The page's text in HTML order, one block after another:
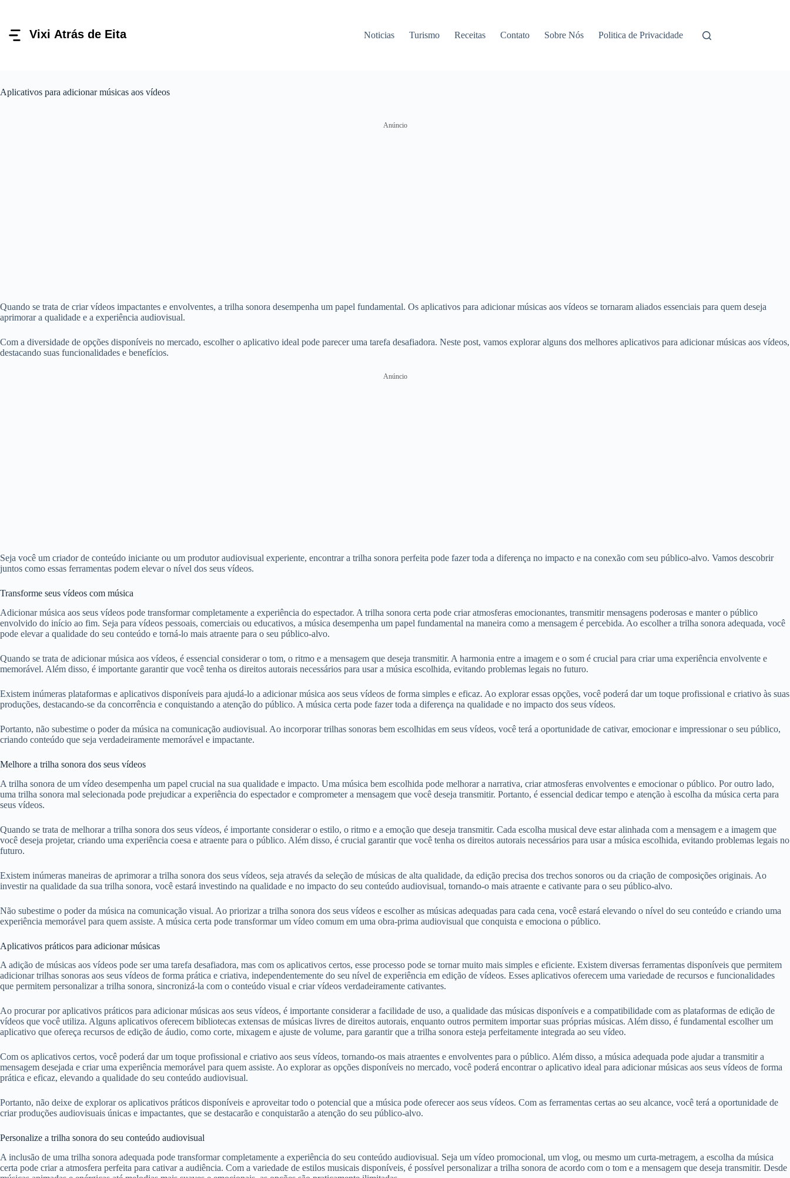
conteúdo
Noticias Turismo Receitas Contato Sobre Nós Politica de Privacidade
Aplicativos para adicionar músicas aos vídeos
Anúncio
Quando se trata de criar vídeos impactantes e envolventes, a trilha sonora desempenha um papel fundamental. Os aplicativos para adicionar músicas aos vídeos se tornaram aliados essenciais para quem deseja
aprimorar a qualidade e a experiência audiovisual.
Com a diversidade de opções disponíveis no mercado, escolher o aplicativo ideal pode parecer uma tarefa desafiadora. Neste post, vamos explorar alguns dos melhores aplicativos para adicionar músicas aos vídeos,
destacando suas funcionalidades e benefícios.
Anúncio
Seja você um criador de conteúdo iniciante ou um produtor audiovisual experiente, encontrar a trilha sonora perfeita pode fazer toda a diferença no impacto e na conexão com seu público-alvo. Vamos descobrir
juntos como essas ferramentas podem elevar o nível dos seus vídeos.
Transforme seus vídeos com música
Adicionar música aos seus vídeos pode transformar completamente a experiência do espectador. A trilha sonora certa pode criar atmosferas emocionantes, transmitir mensagens poderosas e manter o público
envolvido do início ao fim. Seja para vídeos pessoais, comerciais ou educativos, a música desempenha um papel fundamental na maneira como a mensagem é percebida. Ao escolher a trilha sonora adequada, você
pode elevar a qualidade do seu conteúdo e torná-lo mais atraente para o seu público-alvo.
Quando se trata de adicionar música aos vídeos, é essencial considerar o tom, o ritmo e a mensagem que deseja transmitir. A harmonia entre a imagem e o som é crucial para criar uma experiência envolvente e
memorável. Além disso, é importante garantir que você tenha os direitos autorais necessários para usar a música escolhida, evitando problemas legais no futuro.
Existem inúmeras plataformas e aplicativos disponíveis para ajudá-lo a adicionar música aos seus vídeos de forma simples e eficaz. Ao explorar essas opções, você poderá dar um toque profissional e criativo às suas
produções, destacando-se da concorrência e conquistando a atenção do público. A música certa pode fazer toda a diferença na qualidade e no impacto dos seus vídeos.
Portanto, não subestime o poder da música na comunicação audiovisual. Ao incorporar trilhas sonoras bem escolhidas em seus vídeos, você terá a oportunidade de cativar, emocionar e impressionar o seu público,
criando conteúdo que seja verdadeiramente memorável e impactante.
Melhore a trilha sonora dos seus vídeos
A trilha sonora de um vídeo desempenha um papel crucial na sua qualidade e impacto. Uma música bem escolhida pode melhorar a narrativa, criar atmosferas envolventes e emocionar o público. Por outro lado,
uma trilha sonora mal selecionada pode prejudicar a experiência do espectador e comprometer a mensagem que você deseja transmitir. Portanto, é essencial dedicar tempo e atenção à escolha da música certa para
seus vídeos.
Quando se trata de melhorar a trilha sonora dos seus vídeos, é importante considerar o estilo, o ritmo e a emoção que deseja transmitir. Cada escolha musical deve estar alinhada com a mensagem e a imagem que
você deseja projetar, criando uma experiência coesa e atraente para o público. Além disso, é crucial garantir que você tenha os direitos autorais necessários para usar a música escolhida, evitando problemas legais no
futuro.
Existem inúmeras maneiras de aprimorar a trilha sonora dos seus vídeos, seja através da seleção de músicas de alta qualidade, da edição precisa dos trechos sonoros ou da criação de composições originais. Ao
investir na qualidade da sua trilha sonora, você estará investindo na qualidade e no impacto do seu conteúdo audiovisual, tornando-o mais atraente e cativante para o seu público-alvo.
Não subestime o poder da música na comunicação visual. Ao priorizar a trilha sonora dos seus vídeos e escolher as músicas adequadas para cada cena, você estará elevando o nível do seu conteúdo e criando uma
experiência memorável para quem assiste. A música certa pode transformar um vídeo comum em uma obra-prima audiovisual que conquista e emociona o público.
Aplicativos práticos para adicionar músicas
A adição de músicas aos vídeos pode ser uma tarefa desafiadora, mas com os aplicativos certos, esse processo pode se tornar muito mais simples e eficiente. Existem diversas ferramentas disponíveis que permitem
adicionar trilhas sonoras aos seus vídeos de forma prática e criativa, independentemente do seu nível de experiência em edição de vídeos. Esses aplicativos oferecem uma variedade de recursos e funcionalidades
que permitem personalizar a trilha sonora, sincronizá-la com o conteúdo visual e criar vídeos verdadeiramente cativantes.
Ao procurar por aplicativos práticos para adicionar músicas aos seus vídeos, é importante considerar a facilidade de uso, a qualidade das músicas disponíveis e a compatibilidade com as plataformas de edição de
vídeos que você utiliza. Alguns aplicativos oferecem bibliotecas extensas de músicas livres de direitos autorais, enquanto outros permitem importar suas próprias músicas. Além disso, é fundamental escolher um
aplicativo que ofereça recursos de edição de áudio, como corte, mixagem e ajuste de volume, para garantir que a trilha sonora esteja perfeitamente integrada ao seu vídeo.
Com os aplicativos certos, você poderá dar um toque profissional e criativo aos seus vídeos, tornando-os mais atraentes e envolventes para o público. Além disso, a música adequada pode ajudar a transmitir a
mensagem desejada e criar uma experiência memorável para quem assiste. Ao explorar as opções disponíveis no mercado, você poderá encontrar o aplicativo ideal para adicionar músicas aos seus vídeos de forma
prática e eficaz, elevando a qualidade do seu conteúdo audiovisual.
Portanto, não deixe de explorar os aplicativos práticos disponíveis e aproveitar todo o potencial que a música pode oferecer aos seus vídeos. Com as ferramentas certas ao seu alcance, você terá a oportunidade de
criar produções audiovisuais únicas e impactantes, que se destacarão e conquistarão a atenção do seu público-alvo.
Personalize a trilha sonora do seu conteúdo audiovisual
A inclusão de uma trilha sonora adequada pode transformar completamente a experiência do seu conteúdo audiovisual. Seja um vídeo promocional, um vlog, ou mesmo um curta-metragem, a escolha da música
certa pode criar a atmosfera perfeita para cativar a audiência. Com a variedade de estilos musicais disponíveis, é possível personalizar a trilha sonora de acordo com o tom e a mensagem que deseja transmitir. Desde